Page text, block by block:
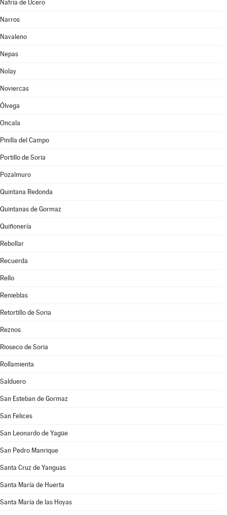
Nafría de Ucero
Narros
Navaleno
Nepas
Nolay
Noviercas
Ólvega
Oncala
Pinilla del Campo
Portillo de Soria
Pozalmuro
Quintana Redonda
Quintanas de Gormaz
Quiñonería
Rebollar
Recuerda
Rello
Renieblas
Retortillo de Soria
Reznos
Rioseco de Soria
Rollamienta
Salduero
San Esteban de Gormaz
San Felices
San Leonardo de Yagüe
San Pedro Manrique
Santa Cruz de Yanguas
Santa María de Huerta
Santa María de las Hoyas